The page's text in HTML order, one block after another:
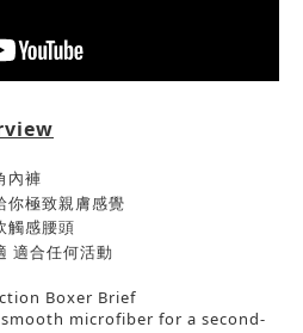
內褲
你極致親膚感覺
觸感腰頭
適合任何活動
Boxer Brief
microfiber for a second-